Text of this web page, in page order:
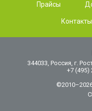
Прайсы
Контакты
344033, Россия, г.
+7 (495)